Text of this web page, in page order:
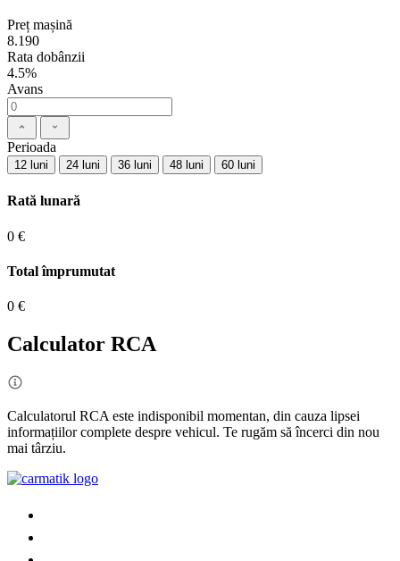
Preț mașină
8.190
Rata dobânzii
4.5%
Avans
Perioada
12 luni 24 luni 36 luni 48 luni 60 luni
Rată lunară
0 €
Total împrumutat
0 €
Calculator RCA
Calculatorul RCA este indisponibil momentan, din cauza lipsei
informațiilor complete despre vehicul. Te rugăm să încerci din nou
mai târziu.